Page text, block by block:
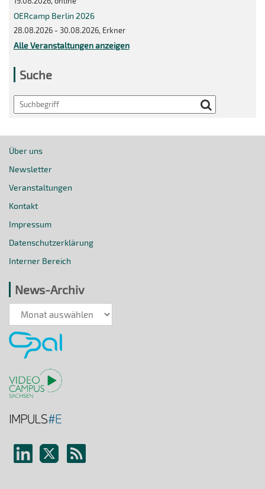
OERcamp Berlin 2026
28.08.2026 - 30.08.2026, Erkner
Alle Veranstaltungen anzeigen
Suche
Search
Über uns
Newsletter
Veranstaltungen
Kontakt
Impressum
Datenschutzerklärung
Interner Bereich
News-Archiv
News-
Archiv